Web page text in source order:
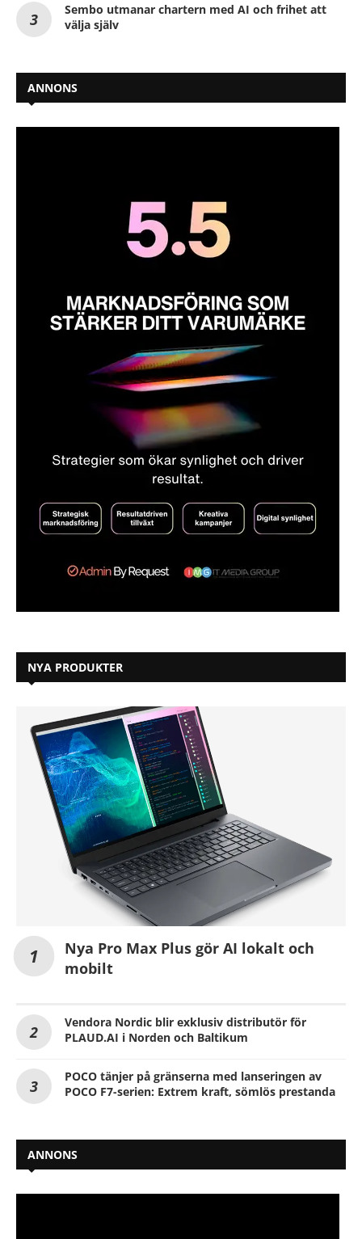
Sembo utmanar chartern med AI och frihet att
välja själv
ANNONS
NYA PRODUKTER
Nya Pro Max Plus gör AI lokalt och
mobilt
Vendora Nordic blir exklusiv distributör för
PLAUD.AI i Norden och Baltikum
POCO tänjer på gränserna med lanseringen av
POCO F7-serien: Extrem kraft, sömlös prestanda
ANNONS